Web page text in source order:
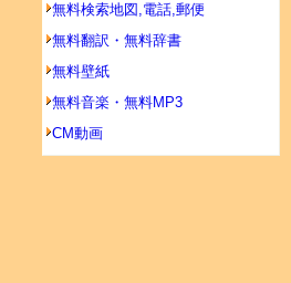
無料検索地図,電話,郵便
無料翻訳・無料辞書
無料壁紙
無料音楽・無料MP3
CM動画